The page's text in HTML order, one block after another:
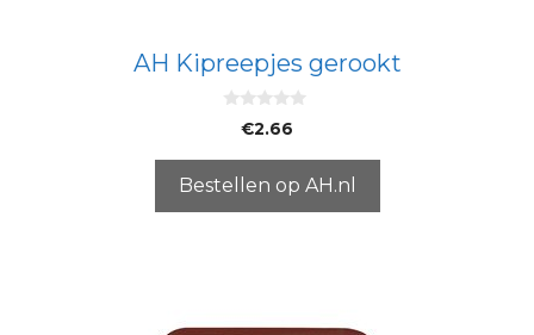
AH Kipreepjes gerookt
5
€2.66
Bestellen op AH.nl